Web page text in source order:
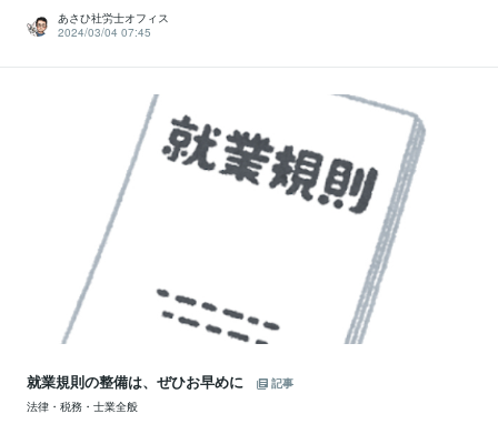
あさひ社労士オフィス
2024/03/04 07:45
就業規則の整備は、ぜひお早めに
記事
法律・税務・士業全般